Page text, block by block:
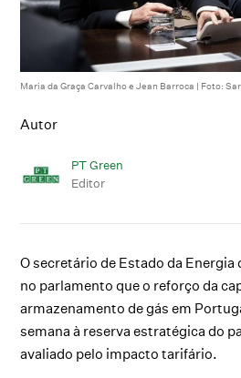
Maria da Graça Carvalho e Jean Barroca | Foto:
Autor
PT Green
Editor
O secretário de Estado da
no parlamento que o reforço da
armazenamento de gás em
semana à reserva estratégica do
avaliado pelo impacto tarifário.